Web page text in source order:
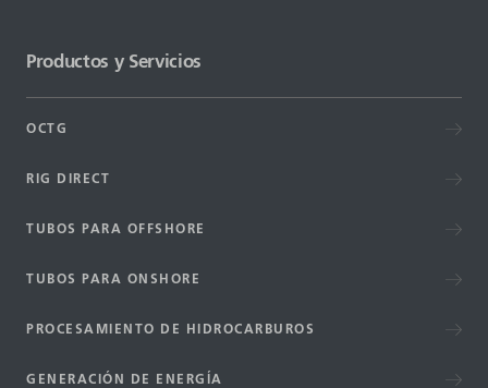
Productos y Servicios
OCTG
RIG DIRECT
TUBOS PARA OFFSHORE
TUBOS PARA ONSHORE
PROCESAMIENTO DE HIDROCARBUROS
GENERACIÓN DE ENERGÍA